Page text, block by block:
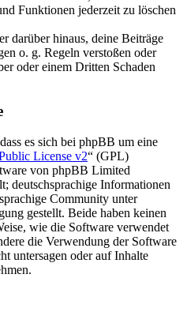
Funktionen jederzeit zu löschen
darüber hinaus, deine Beiträge
o. g. Regeln verstoßen oder
oder einem Dritten Schaden
es sich bei phpBB um eine
License v2“ (GPL)
von phpBB Limited
deutschsprachige Informationen
Community unter
gestellt. Beide haben keinen
wie die Software verwendet
die Verwendung der Software
untersagen oder auf Inhalte